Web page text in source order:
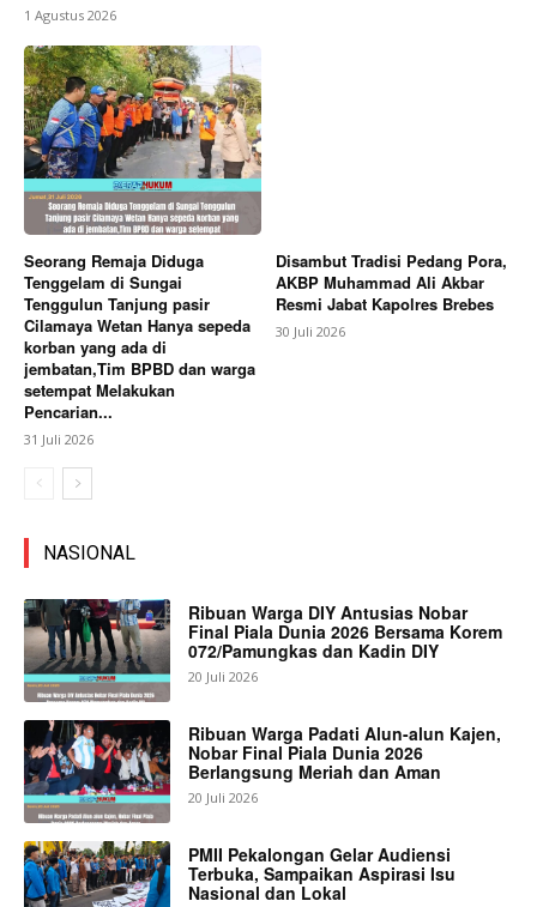
1 Agustus 2026
Seorang Remaja Diduga
Tenggelam di Sungai
Tenggulun Tanjung pasir
Cilamaya Wetan Hanya sepeda
korban yang ada di
jembatan,Tim BPBD dan warga
setempat Melakukan
Pencarian...
31 Juli 2026
Disambut Tradisi Pedang Pora,
AKBP Muhammad Ali Akbar
Resmi Jabat Kapolres Brebes
30 Juli 2026
NASIONAL
Ribuan Warga DIY Antusias Nobar
Final Piala Dunia 2026 Bersama Korem
072/Pamungkas dan Kadin DIY
20 Juli 2026
Ribuan Warga Padati Alun-alun Kajen,
Nobar Final Piala Dunia 2026
Berlangsung Meriah dan Aman
20 Juli 2026
PMII Pekalongan Gelar Audiensi
Terbuka, Sampaikan Aspirasi Isu
Nasional dan Lokal